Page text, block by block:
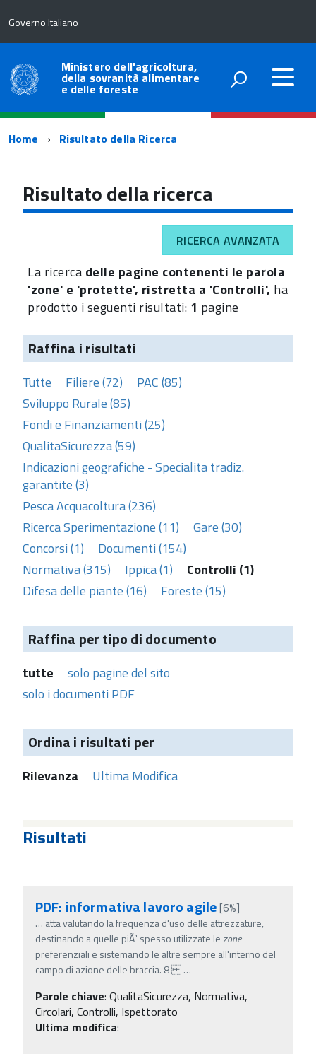
Governo Italiano
Ministero dell'agricoltura,
della sovranità alimentare
e delle foreste
Percorso
navigazione
Home Risultato della Ricerca
Risultato della ricerca
RICERCA AVANZATA
La ricerca delle pagine contenenti le parola
'zone' e 'protette', ristretta a 'Controlli', ha
prodotto i seguenti risultati: 1 pagine
Raffina i risultati
Tutte Filiere (72)
PAC (85)
Sviluppo Rurale (85)
Fondi e Finanziamenti (25)
QualitaSicurezza (59)
Indicazioni geografiche - Specialita tradiz.
garantite (3)
Pesca Acquacoltura (236)
Ricerca Sperimentazione (11)
Gare (30)
Concorsi (1)
Documenti (154)
Normativa (315)
Ippica (1)
Controlli (1)
Difesa delle piante (16)
Foreste (15)
Raffina per tipo di documento
tutte
solo pagine del sito
solo i documenti PDF
Ordina i risultati per
Rilevanza Ultima Modifica
Risultati
PDF: informativa lavoro agile[6%]
… atta valutando la frequenza d'uso delle attrezzature,
destinando a quelle piÃ¹ spesso utilizzate lezone
preferenziali e sistemando le altre sempre all'interno del
campo di azione delle braccia. 8…
Parole chiave: QualitaSicurezza, Normativa,
Circolari, Controlli, Ispettorato
Ultima modifica: